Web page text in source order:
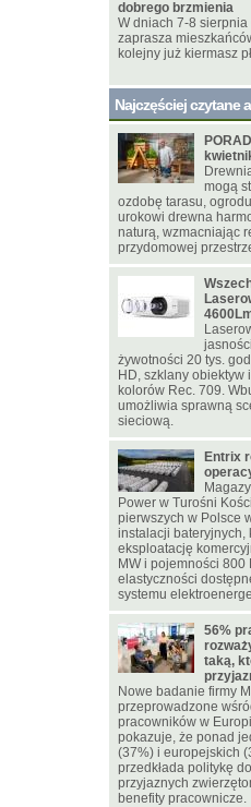
dobrego brzmienia
W dniach 7-8
zaprasza
kolejny już kiermasz
Najczęściej czytane
mogą
ozdobę tarasu,
urokowi drewna
naturą, wzmacniając
przydomowej
żywotności 20 tys.
HD, szklany obiektyw
kolorów Rec. 709.
umożliwia sprawną
sieciową.
Entrix
Power w Turośni
pierwszych w Polsce
instalacji bateryjnych,
eksploatację
MW i pojemności 800
elastyczności
systemu
56%
taką,
Nowe badanie firmy
przeprowadzone
pracowników w
pokazuje, że ponad
(37%) i europejskich
przedkłada politykę
przyjaznych
benefity pracownicze.